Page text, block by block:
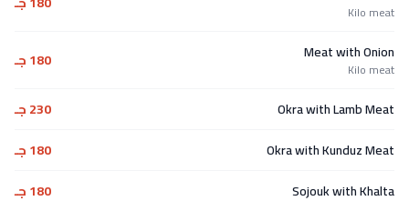
Kilo meat
Meat with Onion
Kilo meat 180 جـ
Okra with Lamb Meat
230 جـ
Okra with Kunduz Meat
180 جـ
Sojouk with Khalta
180 جـ